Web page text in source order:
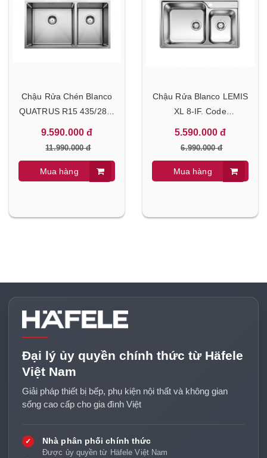
Chậu Rửa Chén Blanco
QUATRUS R15 435/285-
IU. Code : 570.27.179
9.590.000 đ
11.990.000 đ
Mua hàng
Chậu Rửa Blanco LEMIS
XL 8-IF. Code
:570.27.189
5.590.000 đ
6.990.000 đ
Mua hàng
Đại lý ủy quyền chính thức từ Häfele
Việt Nam
Giải pháp thiết bị bếp, phụ kiện nội thất và không gian
sống cao cấp cho gia đình Việt
✓ Nhà phân phối chính thức
Được ủy quyền từ Häfele Việt Nam